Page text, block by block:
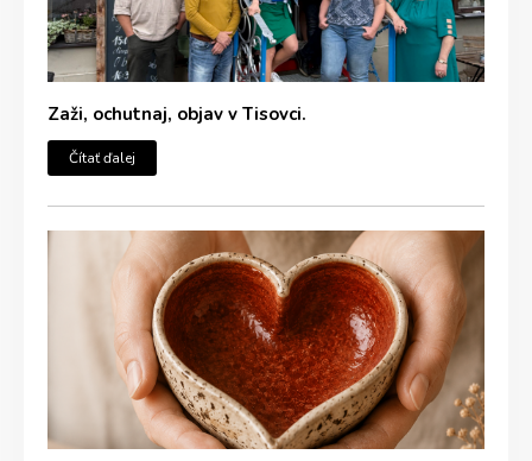
Zaži, ochutnaj, objav v Tisovci.
Čítať ďalej